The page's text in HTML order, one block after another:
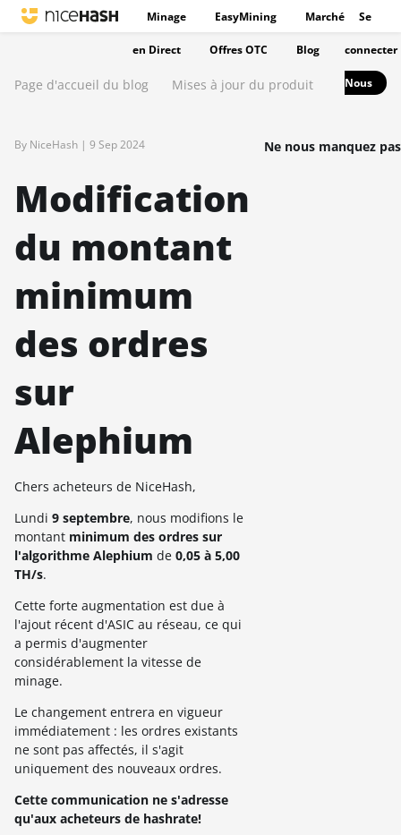
Minage EasyMining Marché
en Direct Offres OTC Blog
Se
connecter
Nous
Page d'accueil du blog Mises à jour du produit
By NiceHash | 9 Sep 2024
Modification
du montant
minimum
des ordres
sur
Alephium
Chers acheteurs de NiceHash,
Lundi 9 septembre, nous modifions le
montant minimum des ordres sur
l'algorithme Alephium de 0,05 à 5,00
TH/s.
Cette forte augmentation est due à
l'ajout récent d'ASIC au réseau, ce qui
a permis d'augmenter
considérablement la vitesse de
minage.
Le changement entrera en vigueur
immédiatement : les ordres existants
ne sont pas affectés, il s'agit
uniquement des nouveaux ordres.
Cette communication ne s'adresse
qu'aux acheteurs de hashrate!
Ne nous manquez